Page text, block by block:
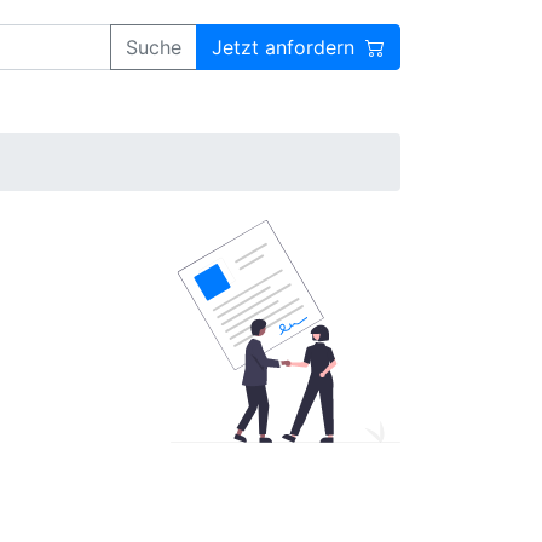
Suche Jetzt anfordern